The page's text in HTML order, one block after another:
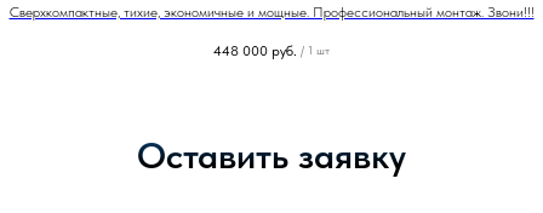
Сверхкомпактные, тихие, экономичные и мощные. Профессиональный монтаж. Звони!!!
448 000 руб. / 1 шт
Оставить заявку